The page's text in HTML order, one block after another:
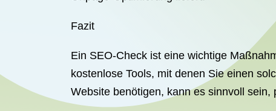
Fazit
Ein SEO-Check ist eine wichtige
kostenlose Tools, mit denen Sie einen
Website benötigen, kann es sinnvoll